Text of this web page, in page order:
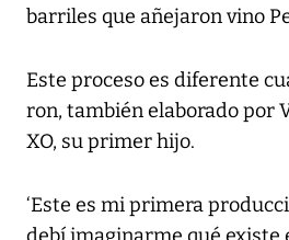
barriles que añejaron vino
Este proceso es diferente
ron, también elaborado por
XO, su primer hijo.
‘Este es mi primera